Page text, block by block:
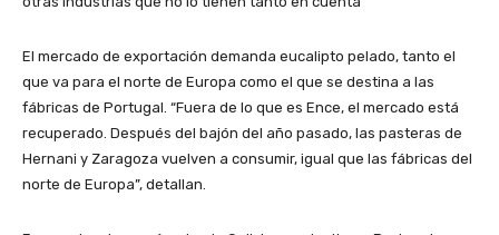
El mercado de exportación demanda eucalipto pelado, tanto el
que va para el norte de Europa como el que se destina a las
fábricas de Portugal. “Fuera de lo que es Ence, el mercado está
recuperado. Después del bajón del año pasado, las pasteras de
Hernani y Zaragoza vuelven a consumir, igual que las fábricas del
norte de Europa”, detallan.